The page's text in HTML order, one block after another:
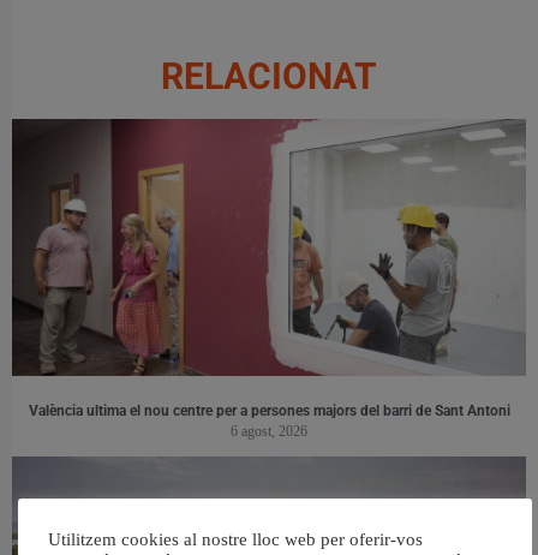
RELACIONAT
València ultima el nou centre per a persones majors del barri de Sant Antoni
6 agost, 2026
Utilitzem cookies al nostre lloc web per oferir-vos